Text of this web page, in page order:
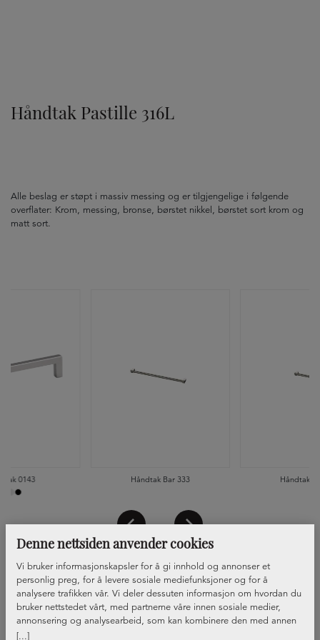
Denne nettsiden anvender cookies
[...]
Vi bruker informasjonskapsler for å gi innhold og annonser et
personlig preg, for å levere sosiale mediefunksjoner og for å
analysere trafikken vår. Vi deler dessuten informasjon om hvordan du
bruker nettstedet vårt, med partnerne våre innen sosiale medier,
annonsering og analysearbeid, som kan kombinere den med annen
informasjon du har gjort tilgjengelig for dem, eller som de har samlet
Håndtak Pastille 316L
Alle beslag er støpt i massiv messing og er tilgjengelige i følgende
overflater: Krom, messing, bronse, børstet nikkel, børstet sort krom og
matt sort.
0143 Håndtak Bar 333 Håndtak